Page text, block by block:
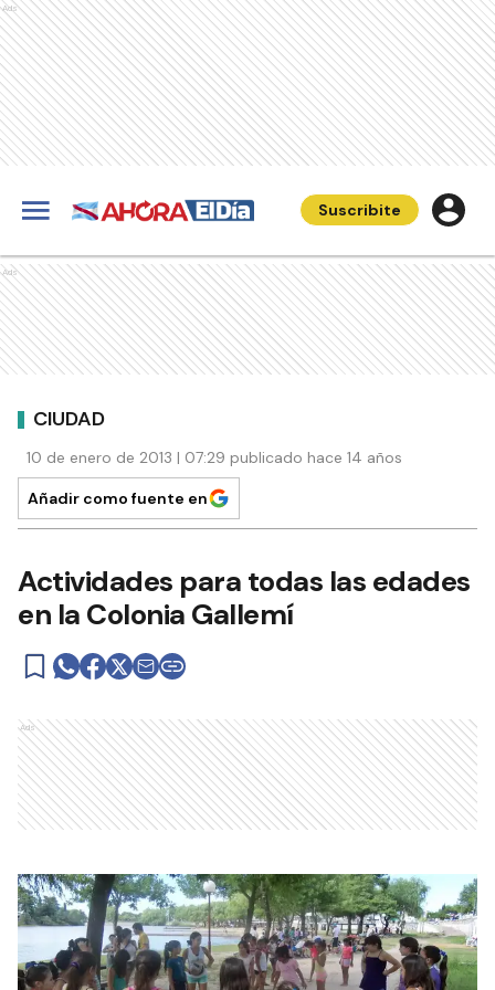
Ads
Suscribite
Ads
CIUDAD
10 de enero de 2013 | 07:29 publicado hace 14 años
Añadir como fuente en
Actividades para todas las edades
en la Colonia Gallemí
Ads